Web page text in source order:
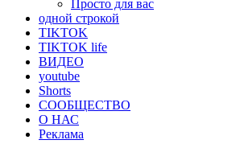
Просто для вас
одной строкой
TIKTOK
TIKTOK life
ВИДЕО
youtube
Shorts
СООБЩЕСТВО
О НАС
Реклама